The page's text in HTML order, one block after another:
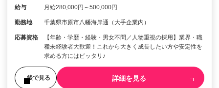
給与 月給280,000円～500,000円
勤務地 千葉県市原市八幡海岸通（大手企業内）
応募資格
【年齢・学歴・経験・男女不問／人物重視の採用】業界・職
種未経験者大歓迎！これから大きく成長したい方や安定性を
求める方にはピッタリ♪
後で見る 詳細を見る